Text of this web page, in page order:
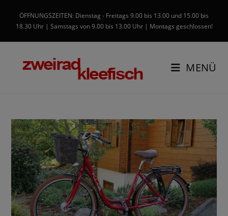
ÖFFNUNGSZEITEN: Dienstag - Freitags 9.00 bis 13.00 und 15.00 bis
18.30 Uhr | Samstags von 9.00 bis 13.00 Uhr | Montags geschlossen!
MENÜ